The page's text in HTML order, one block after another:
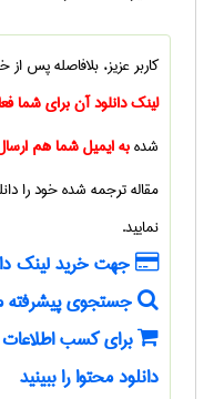
کاربر عزیز، بلافاصله پس از
لینک دانلود آن برای شما
شدهبه ایمیل شما هم
مقاله ترجمه شدهخود را
نمایید.
جهت خرید لینک
جستجوی پیشرفته
برای کسب اطلاعات
دانلود محتوا را ببینید